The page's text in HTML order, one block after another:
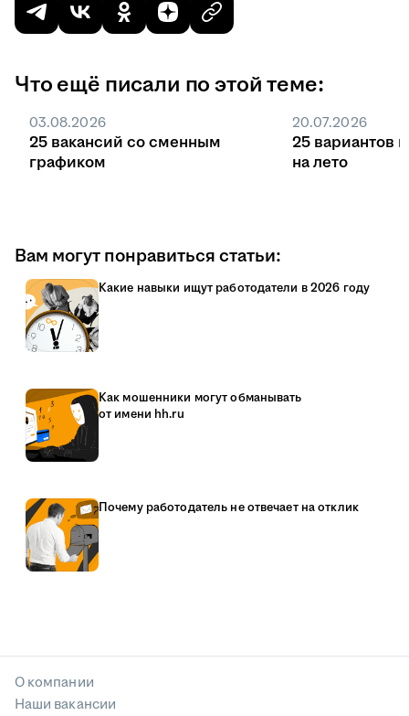
Что ещё писали по этой теме:
03.08.2026
25 вакансий со сменным
графиком
20.07.2026
25 вариантов
на лето
Вам могут понравиться статьи:
Какие навыки ищут работодатели в 2026 году
Как мошенники могут обманывать
от имени hh.ru
Почему работодатель не отвечает на отклик
О компании
Наши вакансии